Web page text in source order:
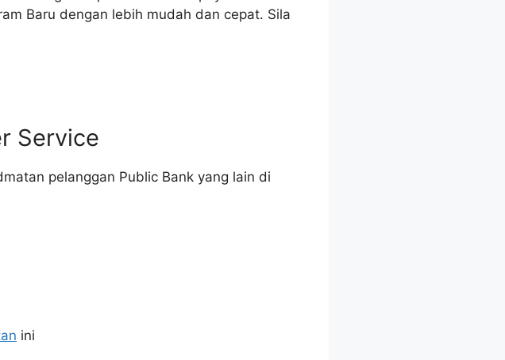
Baru dengan lebih mudah dan cepat. Sila
Service
pelanggan Public Bank yang lain di
ini